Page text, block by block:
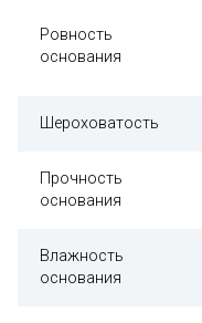
Ровность
основания
Шероховатость
Прочность
основания
Влажность
основания